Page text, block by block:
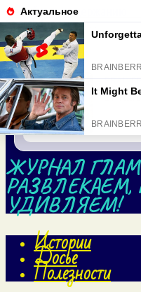
Перейти к содержанию
Search for:
ЖУРНАЛ
УДИВЛЯЕМ!
Истории
Досье
Полезности